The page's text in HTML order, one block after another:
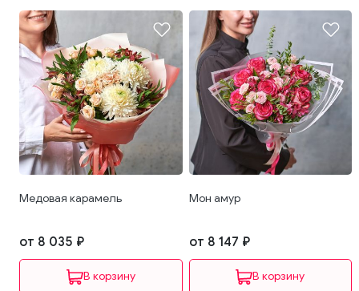
Медовая карамель
от 8 035 ₽
В корзину
Мон амур
от 8 147 ₽
В корзину